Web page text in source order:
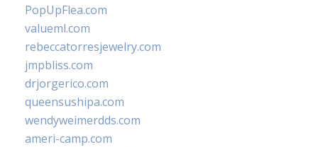
PopUpFlea.com
valueml.com
rebeccatorresjewelry.com
jmpbliss.com
drjorgerico.com
queensushipa.com
wendyweimerdds.com
ameri-camp.com